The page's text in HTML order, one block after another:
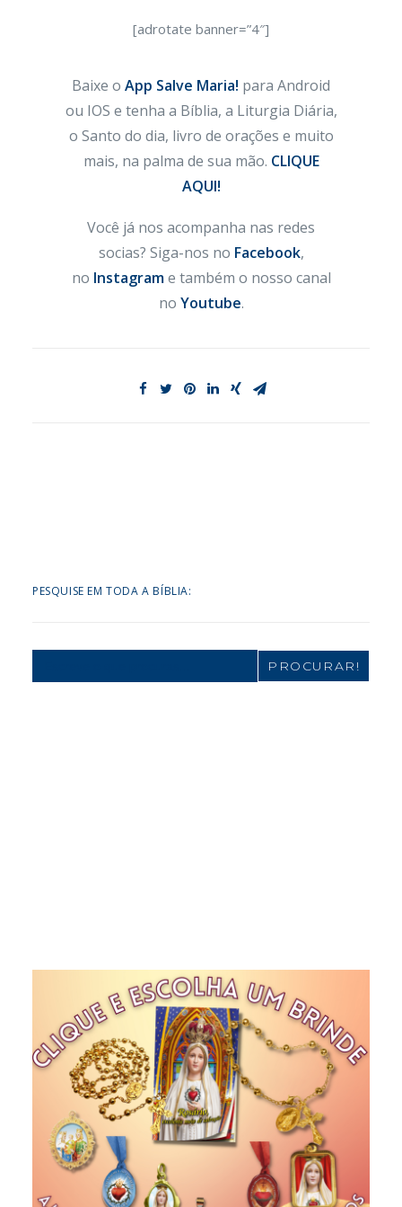
[adrotate banner=”4″]
Baixe o App Salve Maria! para Android
ou IOS e tenha a Bíblia, a Liturgia Diária,
o Santo do dia, livro de orações e muito
mais, na palma de sua mão. CLIQUE
AQUI!
Você já nos acompanha nas redes
socias? Siga-nos no Facebook,
no Instagrame também o nosso canal
no Youtube.
PESQUISE EM TODA A BÍBLIA:
Search